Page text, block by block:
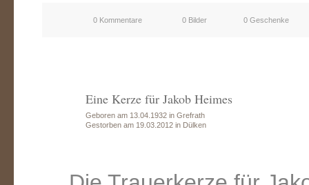
0 Kommentare 0 Bilder 0 Geschenke
Eine Kerze für Jakob Heimes
Geboren am 13.04.1932 in Grefrath
Gestorben am 19.03.2012 in Dülken